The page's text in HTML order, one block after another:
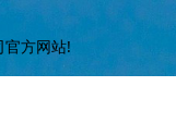
官方网站!